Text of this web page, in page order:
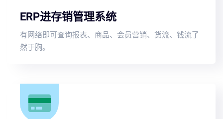
ERP进存销管理系统
有网络即可查询报表、商品、会员营销、货流、钱流了
然于胸。